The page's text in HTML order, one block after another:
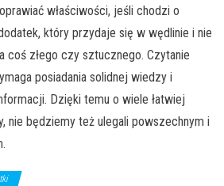
właściwości, jeśli chodzi o
który przydaje się w wędlinie i nie
coś złego czy sztucznego. Czytanie
posiadania solidnej wiedzy i
Dzięki temu o wiele łatwiej
nie będziemy też ulegali powszechnym i